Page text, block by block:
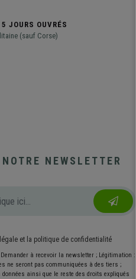
JOURS OUVRÉS
(sauf Corse)
NEWSLETTER
et la politique de confidentialité
à recevoir la newsletter ; Légitimation :
ne seront pas communiquées à des tiers ;
ainsi que le reste des droits expliqués